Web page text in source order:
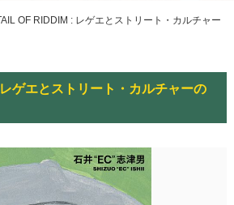
OF RIDDIM : レゲエとストリート・カルチャー
ゲエとストリート・カルチャーの